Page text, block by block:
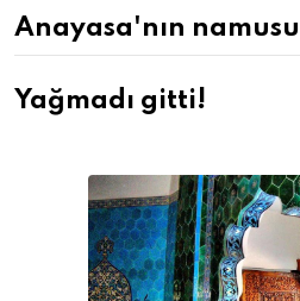
Anayasa'nın
Yağmadı gitti!